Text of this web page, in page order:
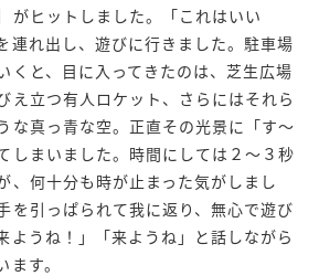
がヒットしました。「これはいい
連れ出し、遊びに行きました。駐車場
くと、目に入ってきたのは、芝生広場
え立つ有人ロケット、さらにはそれら
な真っ青な空。正直その光景に「す～
しまいました。時間にしては２～３秒
、何十分も時が止まった気がしまし
を引っぱられて我に返り、無心で遊び
ようね！」「来ようね」と話しながら
す。